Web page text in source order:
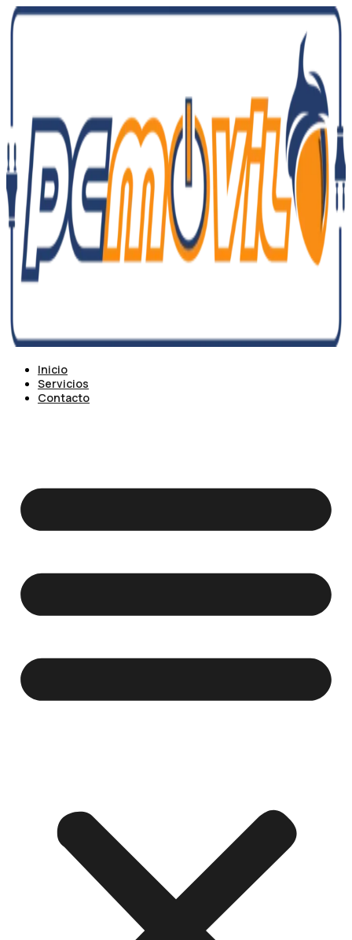
Ir
al
Inicio
Servicios
Contacto